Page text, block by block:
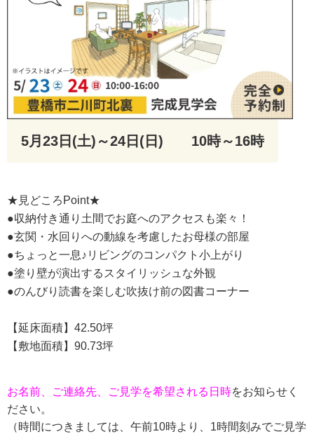
5月23日(土)～24日(日) 10時～16時
★見どころPoint★
●収納付き通り土間でお庭へのアクセスも楽々！
●玄関・水回りへの動線を考慮したお母様の部屋
●ちょっと一息♪リビングのコンパクト小上がり
●塗り壁が演出するスタイリッシュな外観
●のんびり読書を楽しむ吹抜け前の図書コーナー
【延床面積】42.50坪
【敷地面積】90.73坪
お名前、ご連絡先、ご見学を希望される日時をお知らせく
ださい。
（時間につきましては、午前10時より、 1時間刻みでご見学